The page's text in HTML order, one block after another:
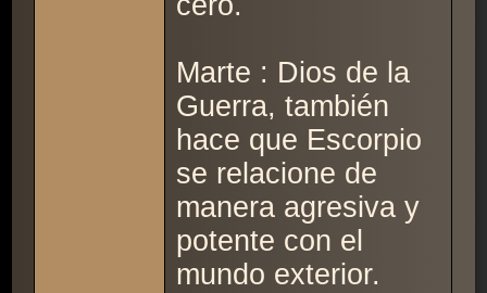
Marte : Dios de la
Guerra, también
hace que Escorpio
se relacione de
manera agresiva y
potente con el
mundo exterior.